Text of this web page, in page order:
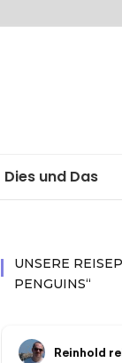
Dies und Das
UNSERE
PENGUINS“